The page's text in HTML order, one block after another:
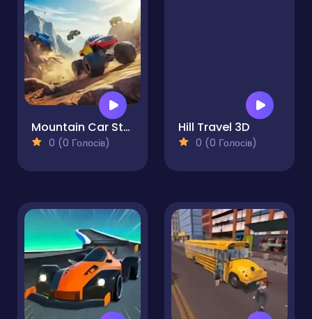
Mountain Car Stunt
0 (0 Голосів)
Hill Travel 3D
0 (0 Голосів)